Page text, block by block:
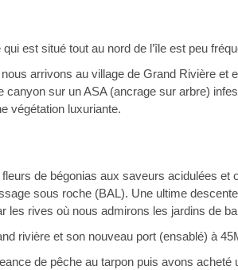
qui est situé tout au nord de l’île est peu
arrivons au village de Grand Rivière et
canyon sur un ASA (ancrage sur arbre)
végétation luxuriante.
fleurs de bégonias aux saveurs acidulées
sous roche (BAL). Une ultime
les rives où nous admirons les jardins de
rivière et son nouveau port (ensablé) à
de pêche au tarpon puis avons acheté